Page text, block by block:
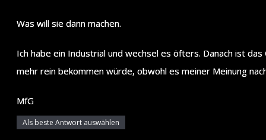
Was will sie dann machen.
Ich habe ein Industrial und wechsel es öfters. Danach ist
mehr rein bekommen würde, obwohl es meiner Meinung
MfG
Als beste Antwort auswählen